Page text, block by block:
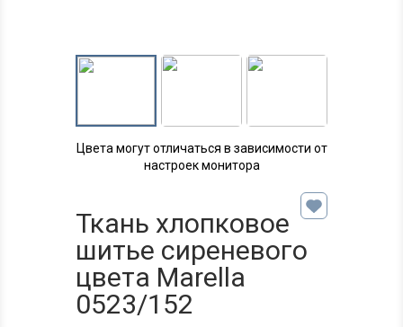
Цвета могут отличаться в зависимости от
настроек монитора
Ткань хлопковое
шитье сиреневого
цвета Marella
0523/152